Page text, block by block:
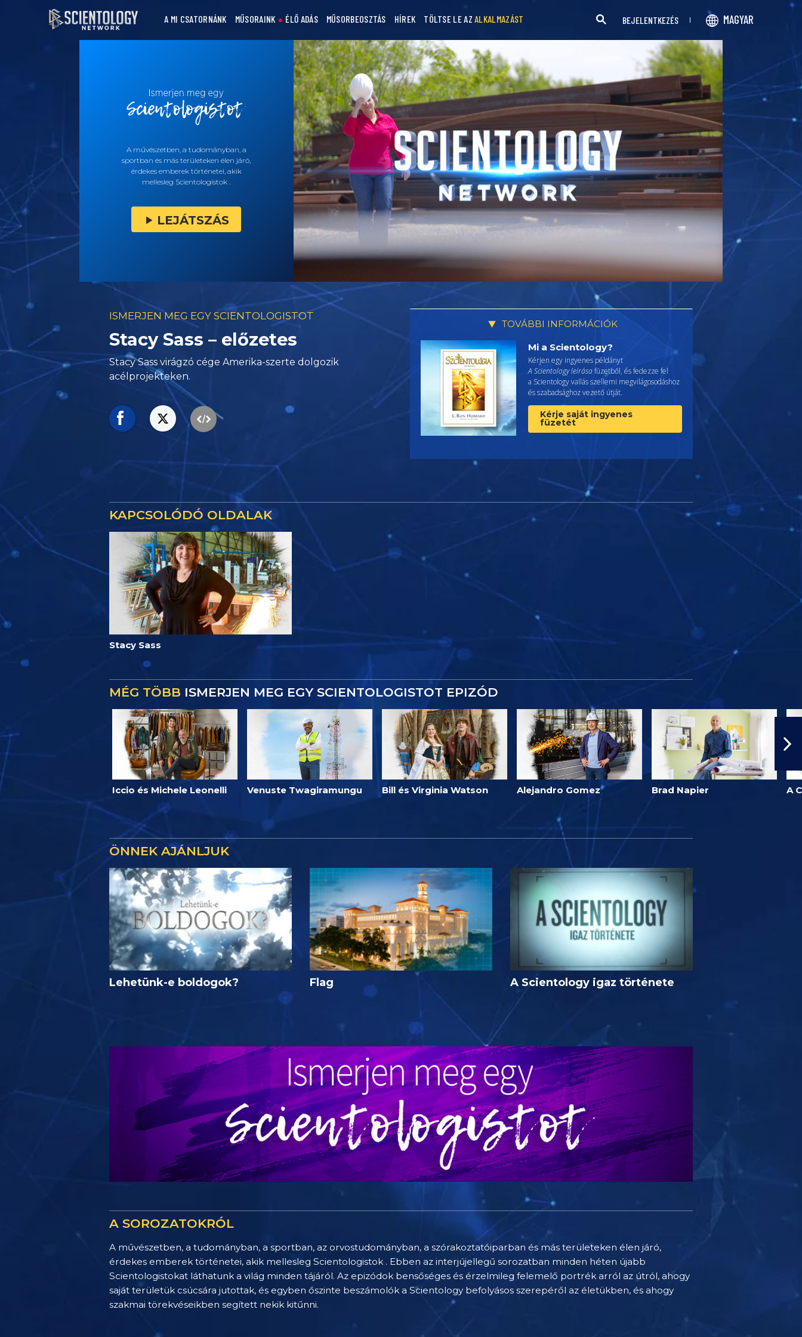
A MI CSATORNÁNK MŰSORAINK ÉLŐ ADÁS MŰSORBEOSZTÁS HÍREK TÖLTSE LE AZALKALMAZÁST BEJELENTKEZÉS MAGYAR
A művészetben, a tudományban, a
sportban és más területeken élen járó,
érdekes emberek történetei, akik
mellesleg Scientologistok .
LEJÁTSZÁS
ISMERJEN MEG EGY SCIENTOLOGISTOT
Stacy Sass – előzetes
Stacy Sass virágzó cége Amerika-szerte dolgozik
acélprojekteken.
TOVÁBBI INFORMÁCIÓK
Mi a Scientology?
Kérjen egy ingyenes példányt
A Scientology leírásafüzetből, és fedezze fel
a Scientology vallás szellemi megvilágosodáshoz
és szabadsághoz vezető útját.
Kérje saját ingyenes
füzetét
KAPCSOLÓDÓ OLDALAK
Stacy Sass
MÉG TÖBB ISMERJEN MEG EGY SCIENTOLOGISTOT EPIZÓD
Iccio és Michele Leonelli Venuste Twagiramungu Bill és Virginia Watson Alejandro Gomez Brad Napier A
ÖNNEK AJÁNLJUK
Lehetünk-e boldogok? Flag A Scientology igaz története
A SOROZATOKRÓL
A művészetben, a tudományban, a sportban, az orvostudományban, a szórakoztatóiparban és más területeken élen járó,
érdekes emberek történetei, akik mellesleg Scientologistok . Ebben az interjújellegű sorozatban minden héten újabb
Scientologistokat láthatunk a világ minden tájáról. Az epizódok bensőséges és érzelmileg felemelő portrék arról az útról, ahogy
saját területük csúcsára jutottak, és egyben őszinte beszámolók a Scientology befolyásos szerepéről az életükben, és ahogy
szakmai törekvéseikben segített nekik kitűnni.